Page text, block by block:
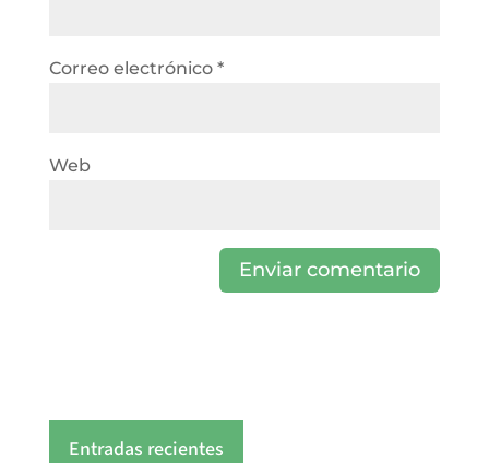
Correo electrónico *
Web
Entradas recientes